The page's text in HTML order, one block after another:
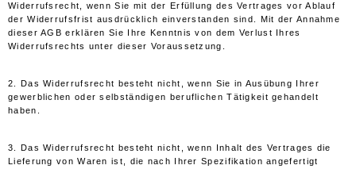
Widerrufsrecht, wenn Sie mit der Erfüllung des Vertrages vor Ablauf
der Widerrufsfrist ausdrücklich einverstanden sind. Mit der Annahme
dieser AGB erklären Sie Ihre Kenntnis von dem Verlust Ihres
Widerrufsrechts unter dieser Voraussetzung.
2. Das Widerrufsrecht besteht nicht, wenn Sie in Ausübung Ihrer
gewerblichen oder selbständigen beruflichen Tätigkeit gehandelt
haben.
3. Das Widerrufsrecht besteht nicht, wenn Inhalt des Vertrages die
Lieferung von Waren ist, die nach Ihrer Spezifikation angefertigt